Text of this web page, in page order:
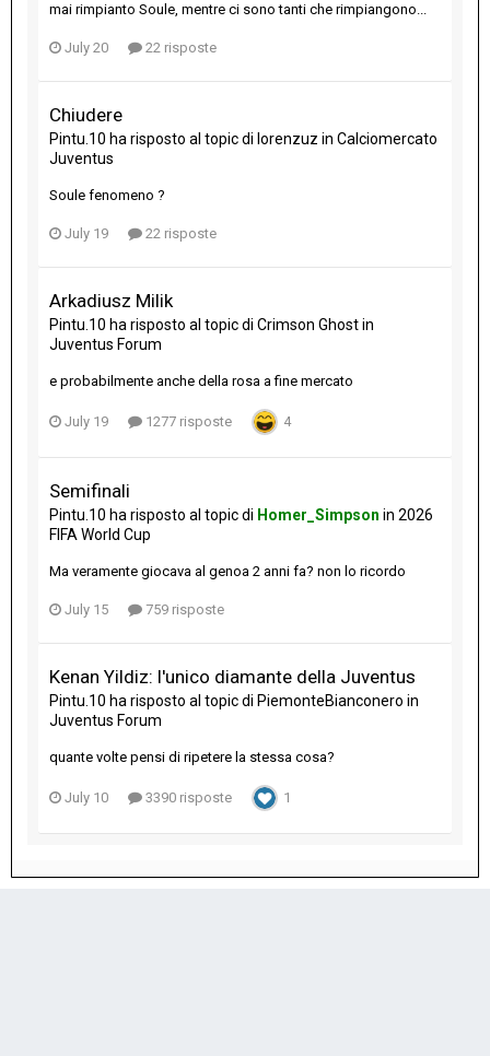
mai rimpianto Soule, mentre ci sono tanti che rimpiangono...
July 20 22 risposte
Chiudere
Pintu.10 ha risposto al topic di lorenzuz in Calciomercato
Juventus
Soule fenomeno ?
July 19 22 risposte
Arkadiusz Milik
Pintu.10 ha risposto al topic di Crimson Ghostin
Juventus Forum
e probabilmente anche della rosa a fine mercato
July 19 1277 risposte 4
Semifinali
Pintu.10 ha risposto al topic di Homer_Simpson in 2026
FIFA World Cup
Ma veramente giocava al genoa 2 anni fa? non lo ricordo
July 15 759 risposte
Kenan Yildiz: l'unico diamante della Juventus
Pintu.10 ha risposto al topic di PiemonteBianconero in
Juventus Forum
quante volte pensi di ripetere la stessa cosa?
July 10 3390 risposte 1